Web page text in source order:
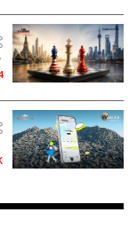
197
กข่าว THE